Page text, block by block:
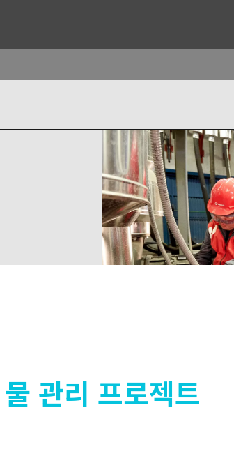
EUROPE
LATIN AMERICA
NORTH AMERICA
물 관리 프로젝트